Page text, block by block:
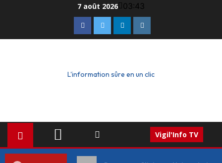
7 août 2026 03:43
L'information sûre en un clic
Vigil'Info TV